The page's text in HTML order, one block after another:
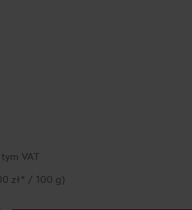
VAT
zł* / 100 g)